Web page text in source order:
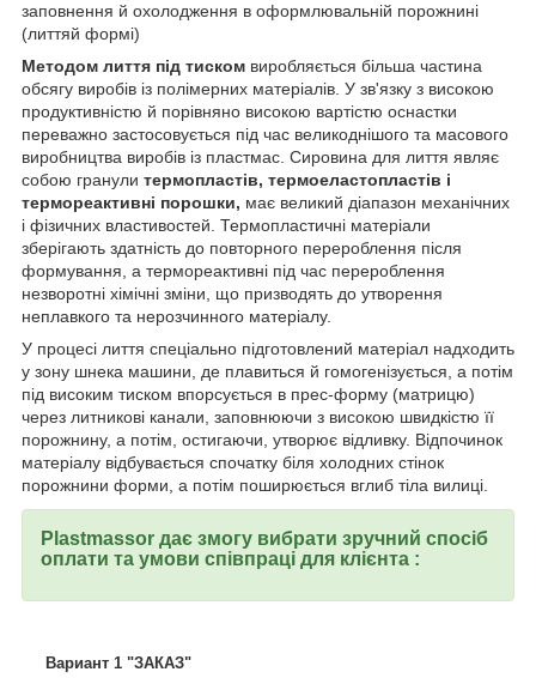
заповнення й охолодження в оформлювальній порожнині
(литтяй формі)
Методом лиття під тиском виробляється більша частина
обсягу виробів із полімерних матеріалів. У зв'язку з високою
продуктивністю й порівняно високою вартістю оснастки
переважно застосовується під час великоднішого та масового
виробництва виробів із пластмас. Сировина для лиття являє
собою гранули термопластів, термоеластопластів і
термореактивні порошки, має великий діапазон механічних
і фізичних властивостей. Термопластичні матеріали
зберігають здатність до повторного перероблення після
формування, а термореактивні під час перероблення
незворотні хімічні зміни, що призводять до утворення
неплавкого та нерозчинного матеріалу.
У процесі лиття спеціально підготовлений матеріал надходить
у зону шнека машини, де плавиться й гомогенізується, а потім
під високим тиском впорсується в прес-форму (матрицю)
через литникові канали, заповнюючи з високою швидкістю її
порожнину, а потім, остигаючи, утворює відливку. Відпочинок
матеріалу відбувається спочатку біля холодних стінок
порожнини форми, а потім поширюється вглиб тіла вилиці.
Plastmassor дає змогу вибрати зручний спосіб
оплати та умови співпраці для клієнта :
Вариант 1 "ЗАКАЗ"